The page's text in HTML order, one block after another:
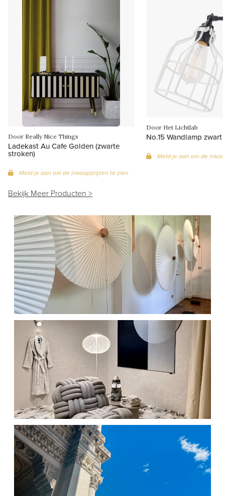
Door Really Nice Things
Ladekast Au Cafe Golden (zwarte
stroken)
Meld je aan om de inkoopprijzen te zien
Door Het Lichtlab
No.15 Wandlamp
Meld je aan om de
Bekijk Meer Producten >